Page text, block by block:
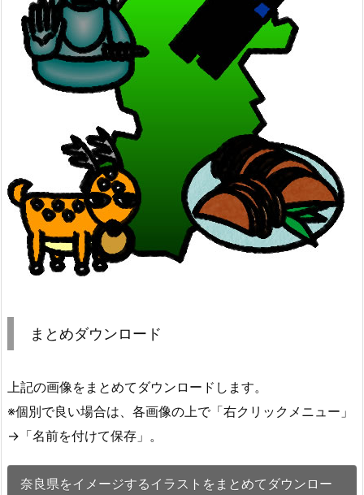
まとめダウンロード
上記の画像をまとめてダウンロードします。
※個別で良い場合は、各画像の上で「右クリックメニュー」
→「名前を付けて保存」。
奈良県をイメージするイラストをまとめてダウンロー